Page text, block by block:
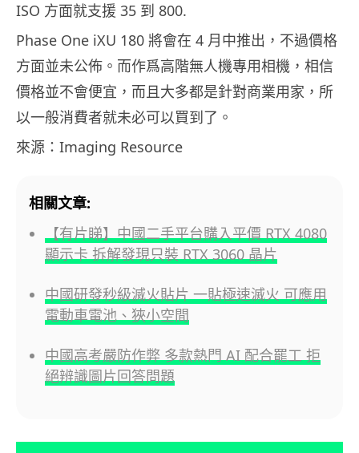
ISO 方面就支援 35 到 800.
Phase One iXU 180 將會在 4 月中推出，不過價格
方面並未公佈。而作爲高階無人機專用相機，相信
價格並不會便宜，而且大多都是針對商業用家，所
以一般消費者就未必可以買到了。
來源：Imaging Resource
相關文章:
【有片睇】中國二手平台購入平價 RTX 4080
顯示卡 拆解發現只裝 RTX 3060 晶片
中國研發秒級滅火貼片 一貼極速滅火 可應用
電動車電池、狹小空間
中國高考嚴防作弊 多款熱門 AI 配合罷工 拒
絕辨識圖片回答問題